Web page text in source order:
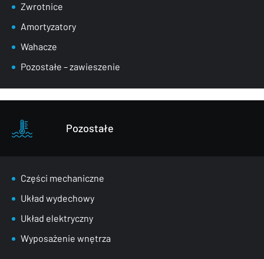
Zwrotnice
Amortyzatory
Wahacze
Pozostałe – zawieszenie
Pozostałe
Części mechaniczne
Układ wydechowy
Układ elektryczny
Wyposażenie wnętrza